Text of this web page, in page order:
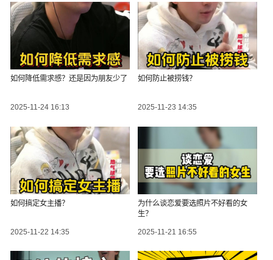
如何降低需求感？还是因为朋友少了
2025-11-24 16:13
如何防止被捞钱？
2025-11-23 14:35
如何搞定女主播？
2025-11-22 14:35
为什么谈恋爱要选照片不好看的女
生？
2025-11-21 16:55